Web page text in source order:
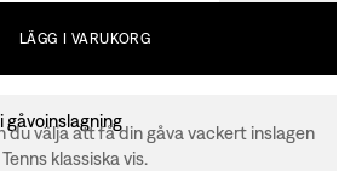
LÄGG VARUKORG
gåvoinslagning
du välja att få din gåva vackert inslagen
klassiska vis.